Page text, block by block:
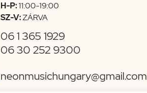
H-P:11:00-19:00
SZ-V:ZÁRVA
06 1 365 1929
06 30 252 9300
neonmusichungary@gmail.com